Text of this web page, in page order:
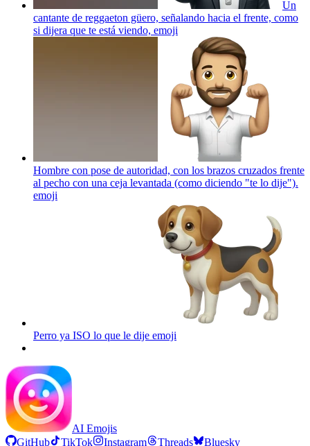
Un
cantante de reggaeton güero, señalando hacia el frente, como
si dijera que te está viendo, emoji
Hombre con pose de autoridad, con los brazos cruzados frente
al pecho con una ceja levantada (como diciendo "te lo dije").
emoji
Perro ya ISO lo que le dije emoji
AI Emojis
GitHub
TikTok Instagram Threads Bluesky